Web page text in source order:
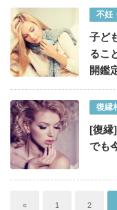
不妊
子ど
るこ
開鑑
復縁
[復縁
でも
« 1 2